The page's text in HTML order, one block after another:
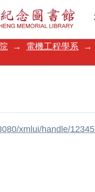
→ 電機工程學系
→
xmlui/handle/